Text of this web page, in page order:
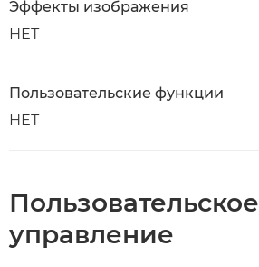
Эффекты изображения
НЕТ
Пользовательские функции
НЕТ
Пользовательское
управление